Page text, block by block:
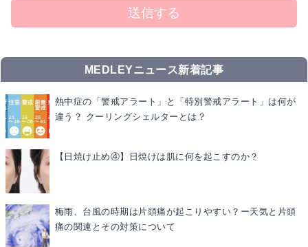
送信する
MEDLEYニュース新着記事
熱中症の「警戒アラート」と「特別警戒アラート」は何が
違う？ クーリングシェルターとは？
【日焼け止め④】日焼けは肌に何を起こすのか？
梅雨、台風の時期は片頭痛が起こりやすい？ー天気と片頭
痛の関連とその対策について